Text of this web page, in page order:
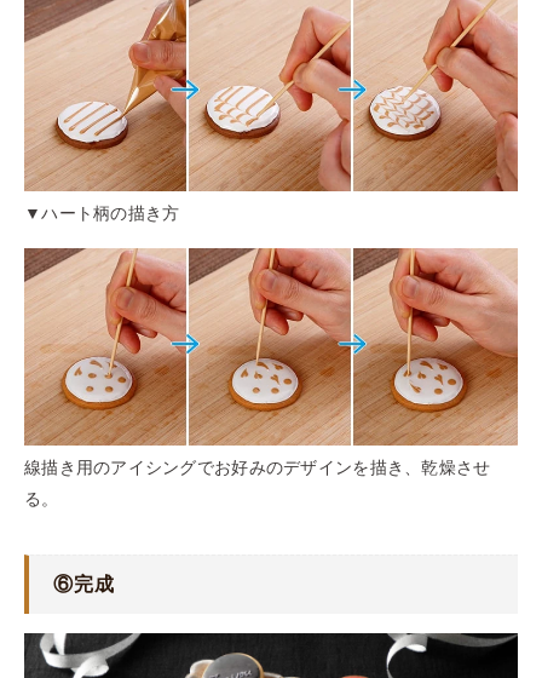
▼ハート柄の描き方
線描き用のアイシングでお好みのデザインを描き、乾燥させ
る。
⑥完成